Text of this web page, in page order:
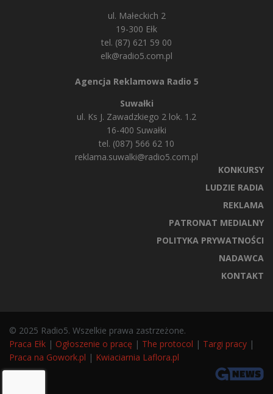
ul. Małeckich 2
19-300 Ełk
tel. (87) 621 59 00
elk@radio5.com.pl
Agencja Reklamowa Radio 5
Suwałki
ul. Ks J. Zawadzkiego 2 lok. 1.2
16-400 Suwałki
tel. (087) 566 62 10
reklama.suwalki@radio5.com.pl
KONKURSY
LUDZIE RADIA
REKLAMA
PATRONAT MEDIALNY
POLITYKA PRYWATNOŚCI
NADAWCA
KONTAKT
© 2025 Radio5. Wszelkie prawa zastrzeżone.
Praca Ełk | Ogłoszenie o pracę | The protocol | Targi pracy |
Praca na Gowork.pl | Kwiaciarnia Laflora.pl